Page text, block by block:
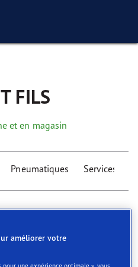
FILS
et en magasin
Pneumatiques Services
améliorer votre